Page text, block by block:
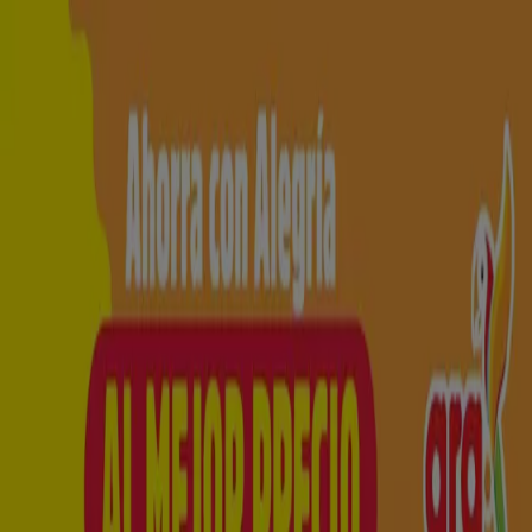
Destacados Supermercados Ropa y
Almacenes Hogar y MueblesInformática y
Farmacias, Droguerías y Ópticas
Perfumerías y
RestaurantesJuguetes y BebésDeporte
Carros,
Motos y Repuestos
Ferreterías y Construcción
Libros y
Viajes Bancos y Seguros
Tienda Ara | Carrera 13 # 37 - 71,